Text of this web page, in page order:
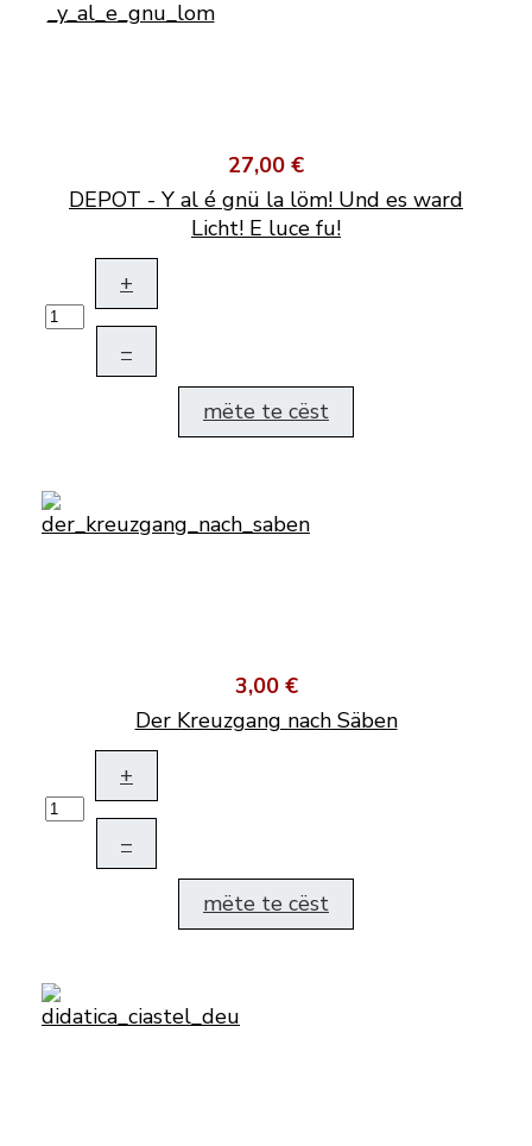
27,00 €
DEPOT - Y al é gnü la löm! Und es ward
Licht! E luce fu!
+
–
mëte te cëst
3,00 €
Der Kreuzgang nach Säben
+
–
mëte te cëst